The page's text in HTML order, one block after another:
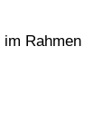
im Rahmen